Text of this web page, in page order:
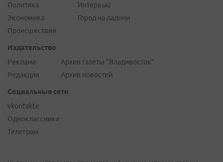
Политика
Экономика
Происшествия
Интервью
Город на ладони
Издательство
Реклама
Редакция
Архив газеты "Владивосток"
Архив новостей
Социальные сети
vkontakte
Одноклассники
Телеграм